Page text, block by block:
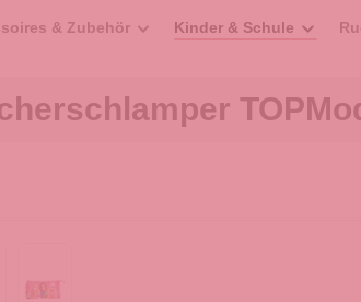
& Zubehör Kinder & Schule